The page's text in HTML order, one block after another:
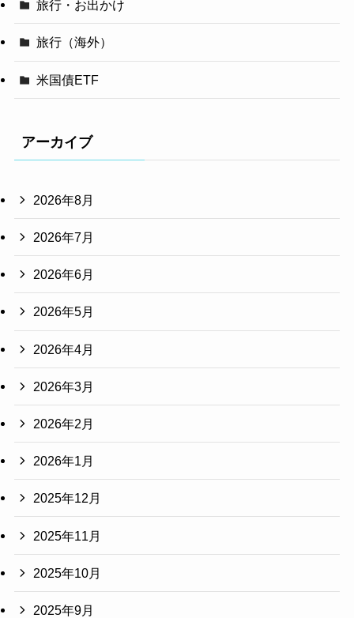
旅行・お出かけ
旅行（海外）
米国債ETF
アーカイブ
2026年8月
2026年7月
2026年6月
2026年5月
2026年4月
2026年3月
2026年2月
2026年1月
2025年12月
2025年11月
2025年10月
2025年9月